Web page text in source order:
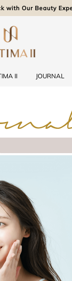
with Our Beauty
II JOURNAL